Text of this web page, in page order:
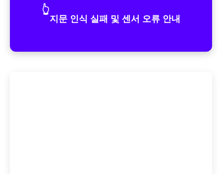
👆
지문 인식 실패 및 센서 오류 안내